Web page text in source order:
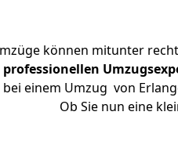
können mitunter
professionellen
bei einem Umzug von
Ob Sie nun eine